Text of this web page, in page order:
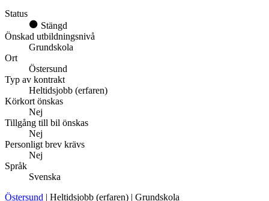
Status
Stängd
Önskad utbildningsnivå
Grundskola
Ort
Östersund
Typ av kontrakt
Heltidsjobb (erfaren)
Körkort önskas
Nej
Tillgång till bil önskas
Nej
Personligt brev krävs
Nej
Språk
Svenska
Östersund | Heltidsjobb (erfaren) | Grundskola